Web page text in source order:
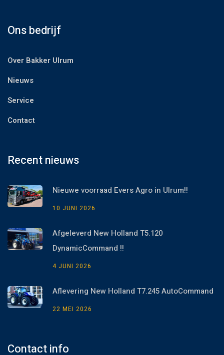
Ons bedrijf
Over Bakker Ulrum
Nieuws
Service
Contact
Recent nieuws
Nieuwe voorraad Evers Agro in Ulrum!!
10 JUNI 2026
Afgeleverd New Holland T5.120
DynamicCommand !!
4 JUNI 2026
Aflevering New Holland T7.245 AutoCommand
22 MEI 2026
Contact info